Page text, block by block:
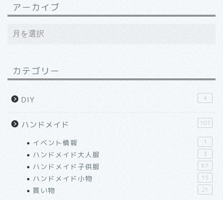
アーカイブ
カテゴリー
DIY 4
ハンドメイド 107
イベント情報 1
ハンドメイド大人服 3
ハンドメイド子供服 67
ハンドメイド小物 15
買い物 21